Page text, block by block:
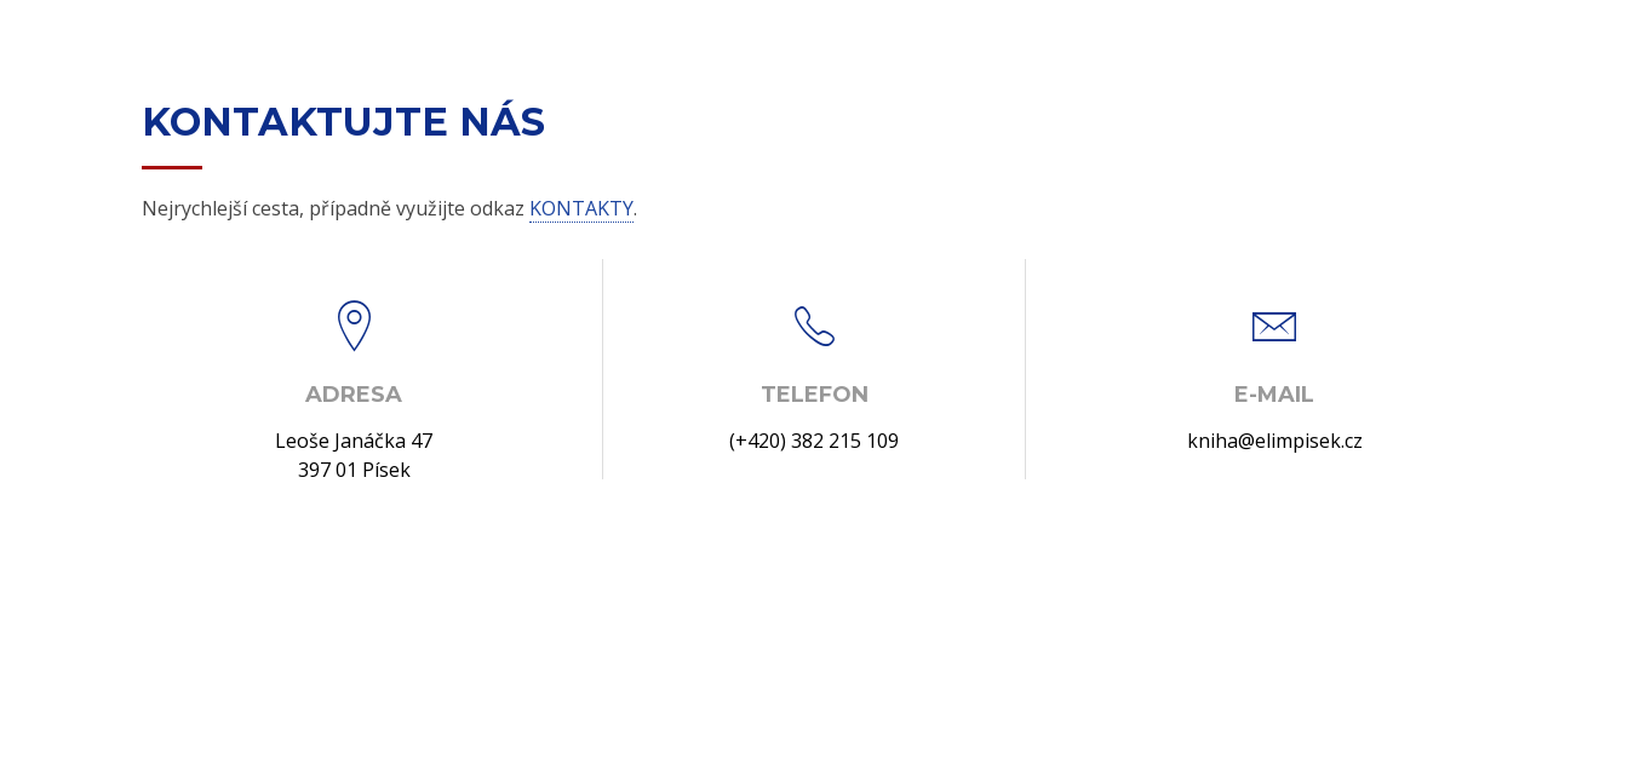
KONTAKTUJTE NÁS
Nejrychlejší cesta, případně využijte odkaz KONTAKTY.
ADRESA
Leoše Janáčka 47
397 01 Písek
TELEFON
(+420) 382 215 109
E-MAIL
kniha@elimpisek.cz